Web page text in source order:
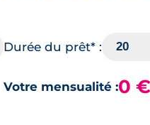
Durée du prêt* :
Votre mensualité :0